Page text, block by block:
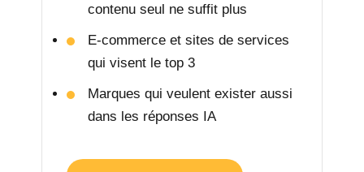
contenu seul ne suffit plus
E-commerce et sites de services
qui visent le top 3
Marques qui veulent exister aussi
dans les réponses IA